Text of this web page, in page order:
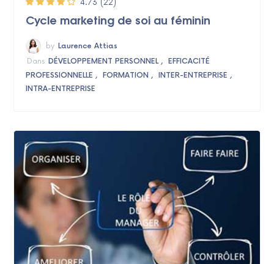
4.73 (22)
Cycle marketing de soi au féminin
by Laurence Attias
Dans DÉVELOPPEMENT PERSONNEL
EFFICACITÉ
PROFESSIONNELLE
FORMATION
INTER-ENTREPRISE
INTRA-ENTREPRISE